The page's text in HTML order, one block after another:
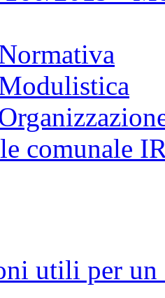
comunale
utili per un